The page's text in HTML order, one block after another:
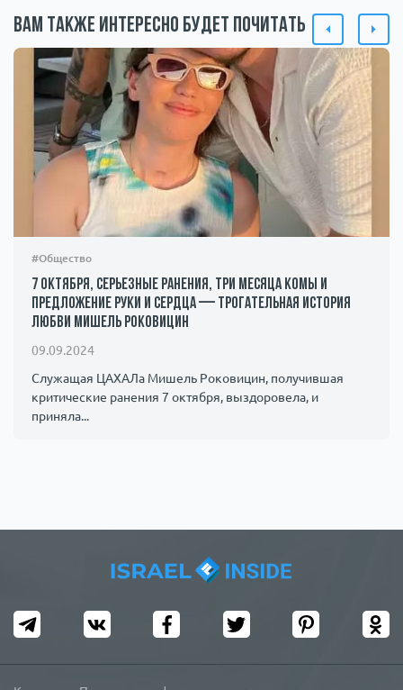
Вам также интересно будет почитать
#Общество
7 октября, серьезные ранения, три месяца комы и
предложение руки и сердца — трогательная история
любви Мишель Роковицин
09.09.2024
Служащая ЦАХАЛа Мишель Роковицин, получившая
критические ранения 7 октября, выздоровела, и
приняла...